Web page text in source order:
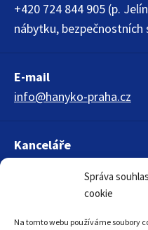
Správa
cookie
Na tomto webu používáme soubory
+420 724 844 905 (p.
nábytku, bezpečnostních
E-mail
info@hanyko-praha.cz
Kanceláře